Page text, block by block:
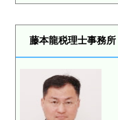
藤本龍税理士事務所